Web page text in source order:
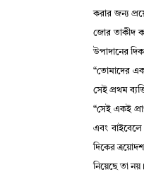
করার জন্য
জোর তাকীদ
উপাদানের
“তোমাদের
সেই প্রথম
“সেই একই
এবং
দিকের
নিয়েছে তা নয়।